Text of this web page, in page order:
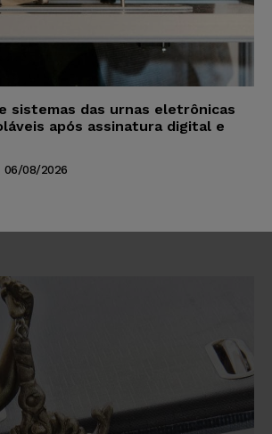
sistemas das urnas eletrônicas
após assinatura digital e
06/08/2026